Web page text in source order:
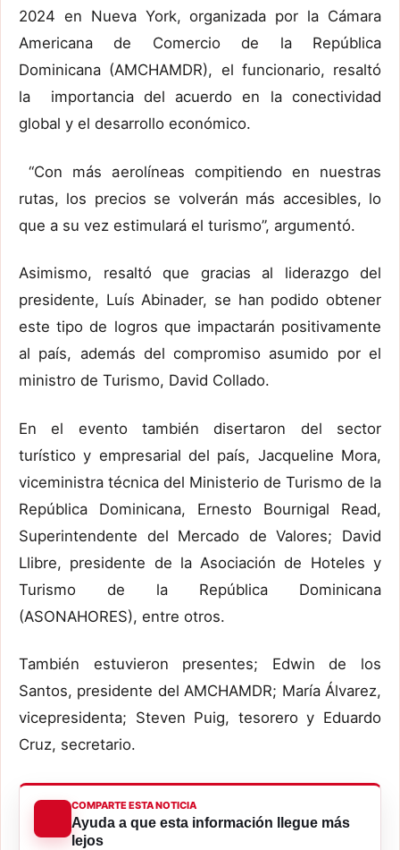
2024 en Nueva York, organizada por la Cámara
Americana de Comercio de la República
Dominicana (AMCHAMDR), el funcionario, resaltó
la importancia del acuerdo en la conectividad
global y el desarrollo económico.
“Con más aerolíneas compitiendo en nuestras
rutas, los precios se volverán más accesibles, lo
que a su vez estimulará el turismo”, argumentó.
Asimismo, resaltó que gracias al liderazgo del
presidente, Luís Abinader, se han podido obtener
este tipo de logros que impactarán positivamente
al país, además del compromiso asumido por el
ministro de Turismo, David Collado.
En el evento también disertaron del sector
turístico y empresarial del país, Jacqueline Mora,
viceministra técnica del Ministerio de Turismo de la
República Dominicana, Ernesto Bournigal Read,
Superintendente del Mercado de Valores; David
Llibre, presidente de la Asociación de Hoteles y
Turismo de la República Dominicana
(ASONAHORES), entre otros.
También estuvieron presentes; Edwin de los
Santos, presidente del AMCHAMDR; María Álvarez,
vicepresidenta; Steven Puig, tesorero y Eduardo
Cruz, secretario.
COMPARTE ESTA NOTICIA
Ayuda a que esta información llegue más
lejos